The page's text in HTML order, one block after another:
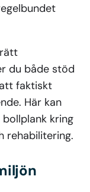
du både stöd
faktiskt
Här kan
kring
rehabilitering.